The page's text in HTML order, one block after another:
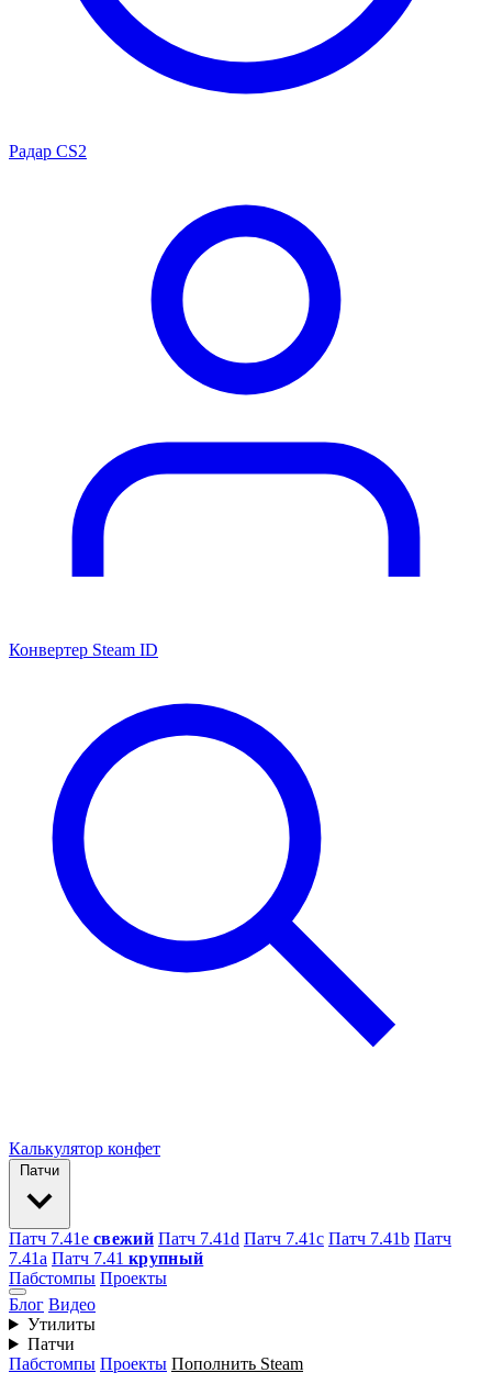
Радар CS2
Конвертер Steam ID
Калькулятор конфет
Патчи
Патч 7.41e свежий Патч 7.41d Патч 7.41c Патч 7.41b Патч
7.41а Патч 7.41 крупный
Пабстомпы Проекты
Блог Видео
Утилиты
Патчи
Пабстомпы Проекты Пополнить Steam